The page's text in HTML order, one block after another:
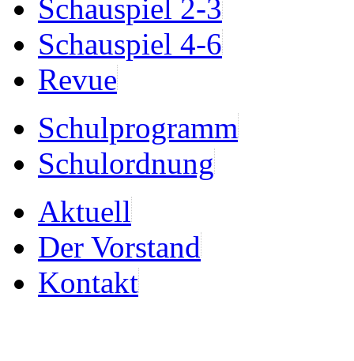
Schauspiel 2-3
Schauspiel 4-6
Revue
Schulprogramm
Schulordnung
Aktuell
Der Vorstand
Kontakt